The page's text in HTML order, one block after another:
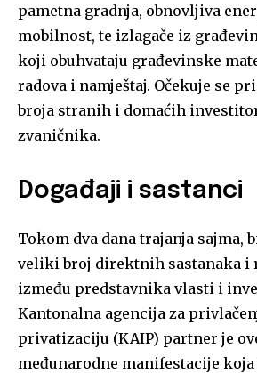
pametna gradnja, obnovljiva
mobilnost, te izlagače iz
koji obuhvataju građevinske
radova i namještaj. Očekuje se
broja stranih i domaćih
zvaničnika.
Događaji i sastanci
Tokom dva dana trajanja sajma,
veliki broj direktnih sastanaka i
između predstavnika vlasti i
Kantonalna agencija za
privatizaciju (KAIP) partner je
međunarodne manifestacije koja